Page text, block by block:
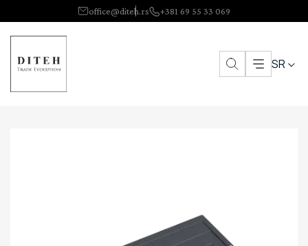
office@diteh.rs +381 69 55 33 069
SR